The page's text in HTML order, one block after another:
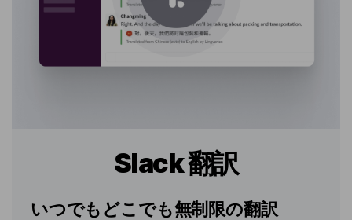
Slack 翻訳
いつでもどこでも無制限の翻訳